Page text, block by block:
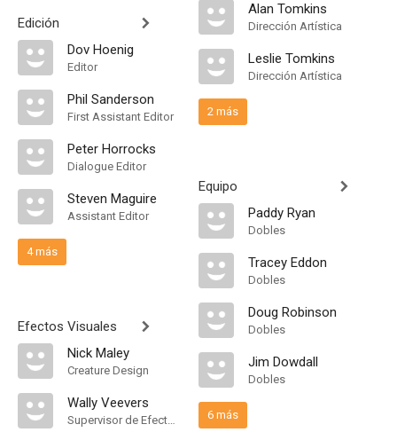
Edición
Dov Hoenig
Editor
Phil Sanderson
First Assistant Editor
Peter Horrocks
Dialogue Editor
Steven Maguire
Assistant Editor
4 más
Efectos Visuales
Nick Maley
Creature Design
Wally Veevers
Supervisor de Efectos Visuales
Alan Tomkins
Dirección Artística
Leslie Tomkins
Dirección Artística
2 más
Equipo
Paddy Ryan
Dobles
Tracey Eddon
Dobles
Doug Robinson
Dobles
Jim Dowdall
Dobles
6 más